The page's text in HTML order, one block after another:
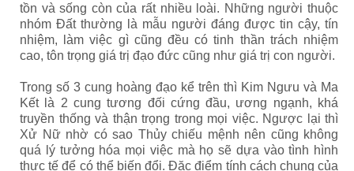
tồn và sống còn của rất nhiều loài. Những người thuộc
nhóm Đất thường là mẫu người đáng được tin cậy, tín
nhiệm, làm việc gì cũng đều có tinh thần trách nhiệm
cao, tôn trọng giá trị đạo đức cũng như giá trị con người.
Trong số 3 cung hoàng đạo kể trên thì Kim Ngưu và Ma
Kết là 2 cung tương đối cứng đầu, ương ngạnh, khá
truyền thống và thận trọng trong mọi việc. Ngược lại thì
Xử Nữ nhờ có sao Thủy chiếu mệnh nên cũng không
quá lý tưởng hóa mọi việc mà họ sẽ dựa vào tình hình
thực tế để có thể biến đổi.Đặc điểm tính cách chung của